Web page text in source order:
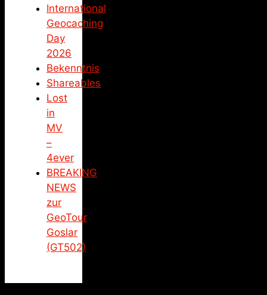
International
Geocaching
Day
2026
Bekenntnis
Shareables
Lost
in
MV
–
4ever
BREAKING
NEWS
zur
GeoTour
Goslar
(GT502)